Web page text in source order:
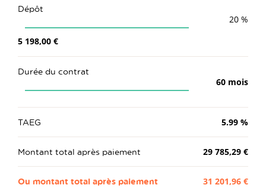
Dépôt
20 %
5 198,00 €
Durée du contrat
60 mois
TAEG 5.99 %
Montant total après paiement 29 785,29 €
Ou montant total après paiement 31 201,96 €